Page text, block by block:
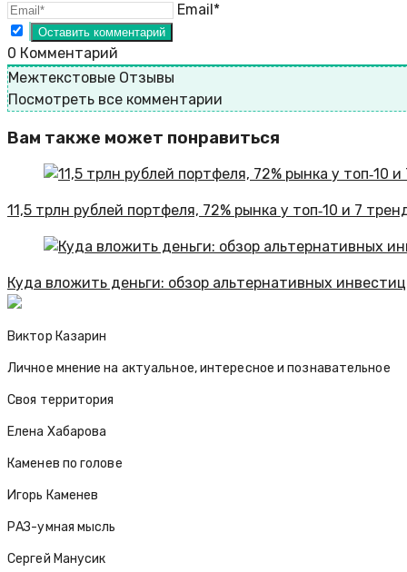
Email*
0 Комментарий
Межтекстовые Отзывы
Посмотреть все комментарии
Вам также может понравиться
11,5 трлн рублей портфеля, 72% рынка у топ‑10 и 7
Куда вложить деньги: обзор альтернативных
Виктор Казарин
Личное мнение на актуальное, интересное и познавательное
Своя территория
Елена Хабарова
Каменев по голове
Игорь Каменев
РАЗ-умная мысль
Сергей Манусик